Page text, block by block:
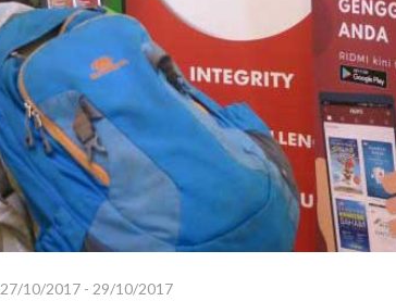
27/10/2017 - 29/10/2017